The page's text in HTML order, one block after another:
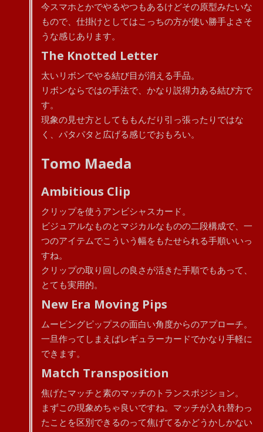
今スマホとかでやるやつもあるけどその原型みたいな
もので、仕掛けとしてはこっちの方が使い勝手よさそ
うな感じあります。
The Knotted Letter
太いリボンでやる結び目が消える手品。
リボンならではの手法で、かなり説得力ある結び方で
す。
現象の見せ方としてももんだり引っ張ったりではな
く、パタパタと広げる感じでおもろい。
Tomo Maeda
Ambitious Clip
クリップを使うアンビシャスカード。
ビジュアルなものとマジカルなものの二段構成で、一
つのアイテムでこういう幅をもたせられる手順いいっ
すね。
クリップの取り回しの良さが活きた手順でもあって、
とても実用的。
New Era Moving Pips
ムービングピップスの面白い角度からのアプローチ。
一旦作ってしまえばレギュラーカードでかなり手軽に
できます。
Match Transposition
焦げたマッチと素のマッチのトランスポジション。
まずこの現象めちゃ良いですね。マッチが入れ替わっ
たことを区別できるのって焦げてるかどうかしかない